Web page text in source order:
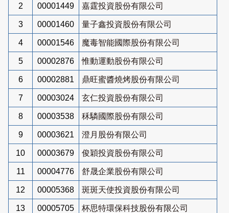
2 00001449 嘉霆投資股份有限公司
3 00001460 量子鑫投資股份有限公司
4 00001546 魔毒智能國際股份有限公司
5 00002876 惟動運動股份有限公司
6 00002881 鼎旺蜜醬燒烤股份有限公司
7 00003024 玄仁投資股份有限公司
8 00003538 秝驎國際股份有限公司
9 00003621 澄月股份有限公司
10 00003679 俊穎投資股份有限公司
11 00004776 舒晟企業股份有限公司
12 00005368 斑斑天使投資股份有限公司
13 00005705 杯思特環保科技股份有限公司